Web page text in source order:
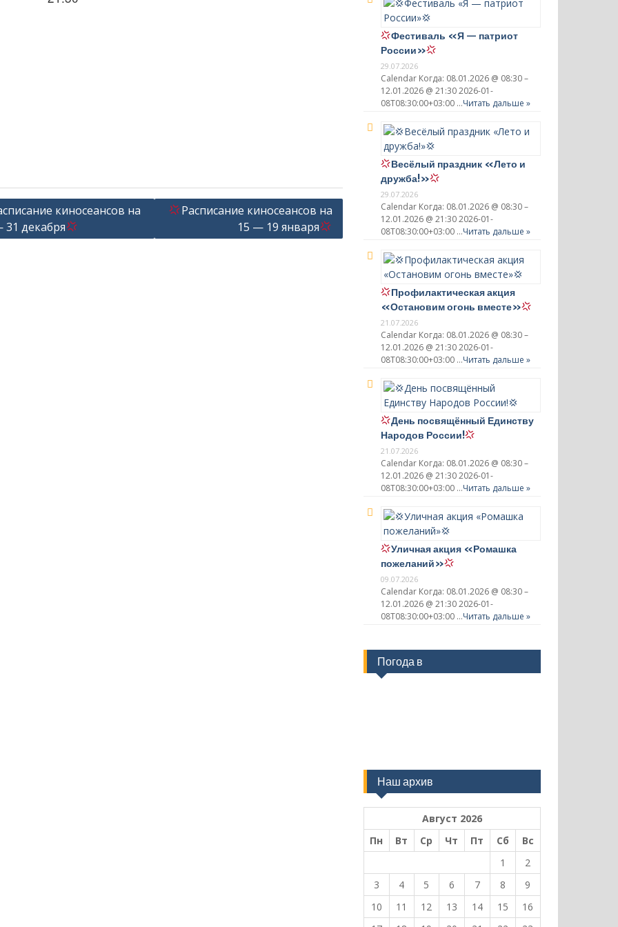
киносеансов на
31 декабря
Расписание киносеансов на
15 — 19 января
Фестиваль «Я — патриот
России»
29.07.2026
Calendar Когда: 08.01.2026 @ 08:30 –
12.01.2026 @ 21:30 2026-01-
08T08:30:00+03:00 …Читать дальше »
Весёлый праздник «Лето и
дружба!»
29.07.2026
Calendar Когда: 08.01.2026 @ 08:30 –
12.01.2026 @ 21:30 2026-01-
08T08:30:00+03:00 …Читать дальше »
Профилактическая акция
«Остановим огонь вместе»
21.07.2026
Calendar Когда: 08.01.2026 @ 08:30 –
12.01.2026 @ 21:30 2026-01-
08T08:30:00+03:00 …Читать дальше »
День посвящённый Единству
Народов России!
21.07.2026
Calendar Когда: 08.01.2026 @ 08:30 –
12.01.2026 @ 21:30 2026-01-
08T08:30:00+03:00 …Читать дальше »
Уличная акция «Ромашка
пожеланий»
09.07.2026
Calendar Когда: 08.01.2026 @ 08:30 –
12.01.2026 @ 21:30 2026-01-
08T08:30:00+03:00 …Читать дальше »
Погода в
Наш архив
Август 2026
Пн
Вт Ср Чт Пт Сб
Вс
1
2
3
4 5 6 7 8
9
10
11 12 13 14 15
16